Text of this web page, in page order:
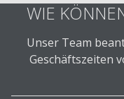
WIE
Unser Team
Geschäftszeiten